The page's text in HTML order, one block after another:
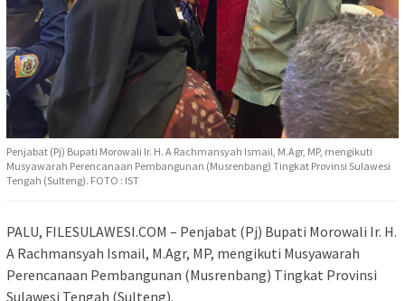
Penjabat (Pj) Bupati Morowali Ir. H. A Rachmansyah Ismail, M.Agr, MP, mengikuti
Musyawarah Perencanaan Pembangunan (Musrenbang) Tingkat Provinsi Sulawesi
Tengah (Sulteng). FOTO : IST
PALU, FILESULAWESI.COM – Penjabat (Pj) Bupati Morowali Ir. H.
A Rachmansyah Ismail, M.Agr, MP, mengikuti Musyawarah
Perencanaan Pembangunan (Musrenbang) Tingkat Provinsi
Sulawesi Tengah (Sulteng).